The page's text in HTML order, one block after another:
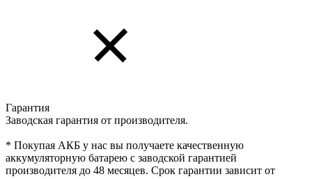
Гарантия
Заводская гарантия от производителя.
* Покупая АКБ у нас вы получаете качественную
аккумуляторную батарею с заводской гарантией
производителя до 48 месяцев. Срок гарантии зависит от